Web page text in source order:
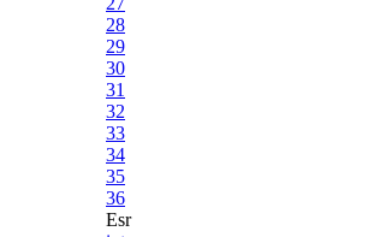
28
29
30
31
32
33
34
35
36
Esr